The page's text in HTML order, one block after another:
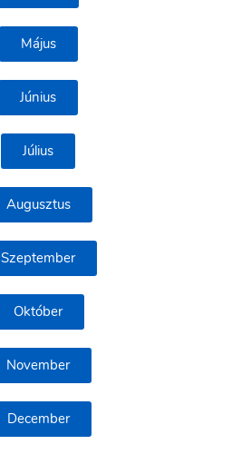
Május
Június
Július
Augusztus
Szeptember
Október
November
December